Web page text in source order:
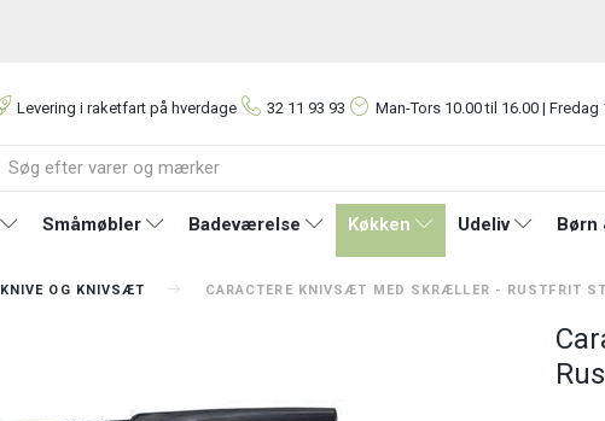
Levering i raketfart på hverdage 32 11 93 93 Man-Tors 10.00 til 16.00 | Fredag
Småmøbler Badeværelse Køkken Udeliv Børn
KNIVE OG KNIVSÆT CARACTERE KNIVSÆT MED SKRÆLLER - RUSTFRIT